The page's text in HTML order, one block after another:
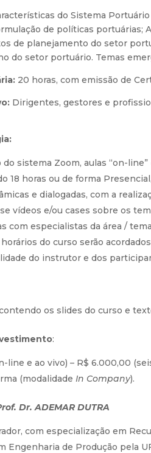
do Sistema
de políticas portuárias;
de planejamento do setor
do setor portuário. Temas
20 horas, com emissão de
Dirigentes, gestores e
do sistema Zoom, aulas “on-
18 horas ou de forma
e dialogadas, com a
vídeos e/ou cases sobre os
com especialistas da área /
do curso serão
do instrutor e dos
os slides do curso e
:
line e ao vivo) – R$ 6.000,00
(modalidade In Company).
Dr. ADEMAR DUTRA
com especialização em
Engenharia de Produção pela